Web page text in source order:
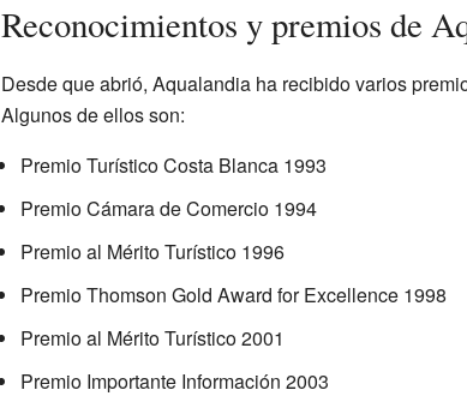
Reconocimientos y premios de
Desde que abrió, Aqualandia ha recibido varios
Algunos de ellos son:
Premio Turístico Costa Blanca 1993
Premio Cámara de Comercio 1994
Premio al Mérito Turístico 1996
Premio Thomson Gold Award for Excellence 1998
Premio al Mérito Turístico 2001
Premio Importante Información 2003